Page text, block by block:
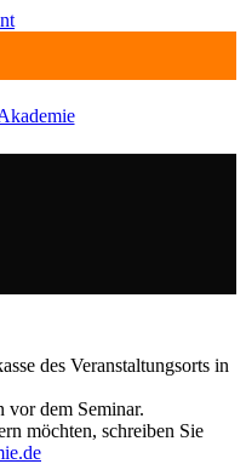
des Veranstaltungsorts in
vor dem Seminar.
möchten, schreiben Sie